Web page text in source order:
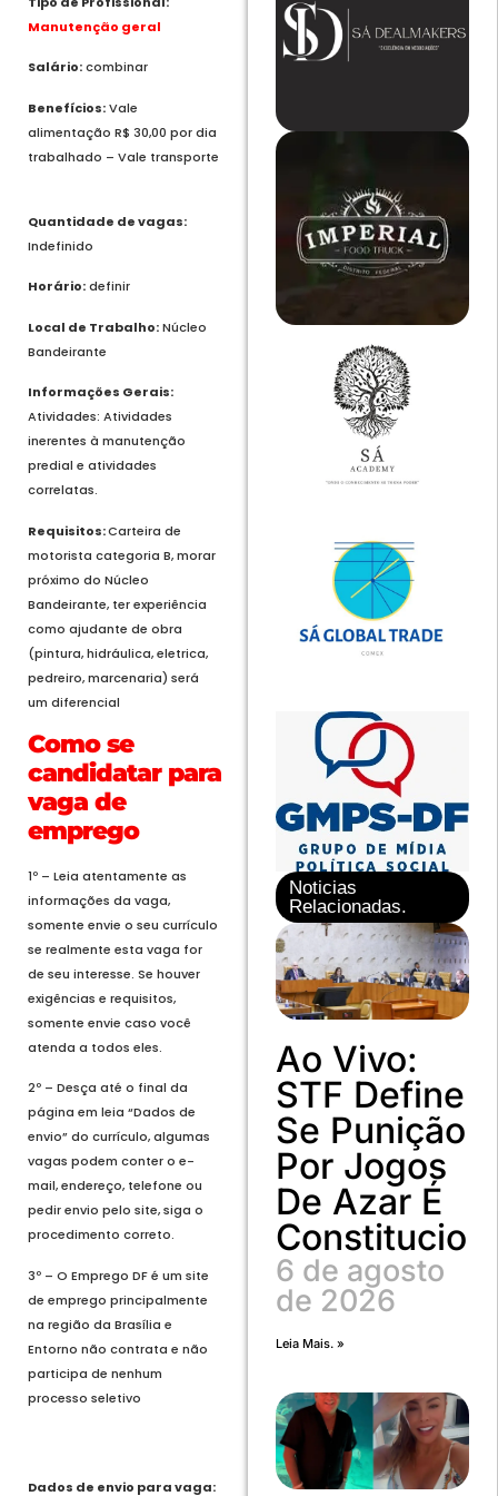
Manutenção geral
Salário:combinar
Benefícios:Vale
alimentação R$ 30,00 por dia
trabalhado – Vale transporte
Quantidade de vagas:
Indefinido
Horário:definir
Local de Trabalho:Núcleo
Bandeirante
Informações Gerais:
Atividades: Atividades
inerentes à manutenção
predial e atividades
correlatas.
Requisitos:Carteira de
motorista categoria B, morar
próximo do Núcleo
Bandeirante, ter experiência
como ajudante de obra
(pintura, hidráulica, eletrica,
pedreiro, marcenaria) será
um diferencial
Como se
candidatar para
vaga de
emprego
1º – Leia atentamente as
informações da vaga,
somente envie o seu currículo
se realmente esta vaga for
de seu interesse. Se houver
exigências e requisitos,
somente envie caso você
atenda a todos eles.
2º – Desça até o final da
página em leia “Dados de
envio” do currículo, algumas
vagas podem conter o e-
mail, endereço, telefone ou
pedir envio pelo site, siga o
procedimento correto.
3º – O Emprego DF é um site
de emprego principalmente
na região da Brasília e
Entorno não contrata e não
participa de nenhum
processo seletivo
Dados de envio para vaga:
Noticias
Relacionadas.
Ao Vivo:
STF Define
Se Punição
Por Jogos
De Azar É
6 de agosto
de 2026
Leia Mais. »